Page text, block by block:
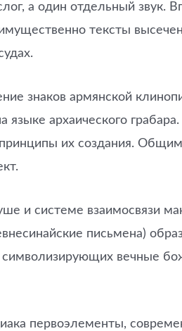
а один отдельный звук.
тексты
знаков армянской
архаического
их создания.
и системе взаимосвязи
письмена)
символизирующих вечные
первоэлементы,